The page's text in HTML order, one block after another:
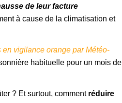
de leur facture
à cause de la climatisation et
en vigilance orange par Météo-
habituelle pour un mois de
? Et surtout, comment réduire